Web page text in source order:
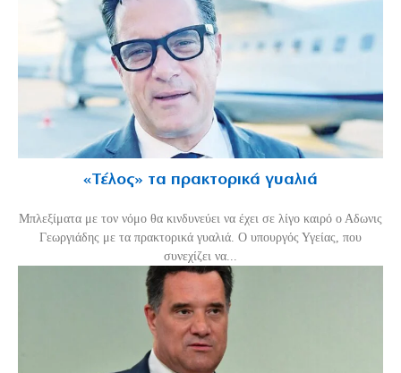
«Τέλος» τα πρακτορικά γυαλιά
Μπλεξίματα με τον νόμο θα κινδυνεύει να έχει σε λίγο καιρό ο Αδωνις
Γεωργιάδης με τα πρακτορικά γυαλιά. Ο υπουργός Υγείας, που
συνεχίζει να...